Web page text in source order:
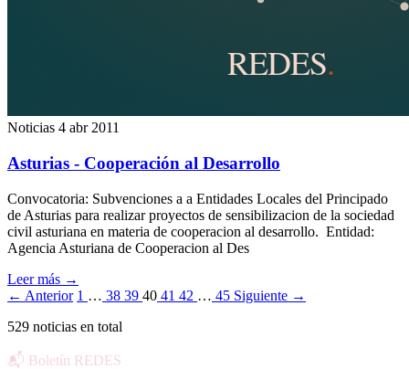
Noticias 4 abr 2011
Asturias - Cooperación al Desarrollo
Convocatoria: Subvenciones a a Entidades Locales del Principado
de Asturias para realizar proyectos de sensibilizacion de la sociedad
civil asturiana en materia de cooperacion al desarrollo. Entidad:
Agencia Asturiana de Cooperacion al Des
Leer más →
← Anterior 1 … 38 39 40 41 42 … 45 Siguiente →
529 noticias en total
📬 Boletín REDES